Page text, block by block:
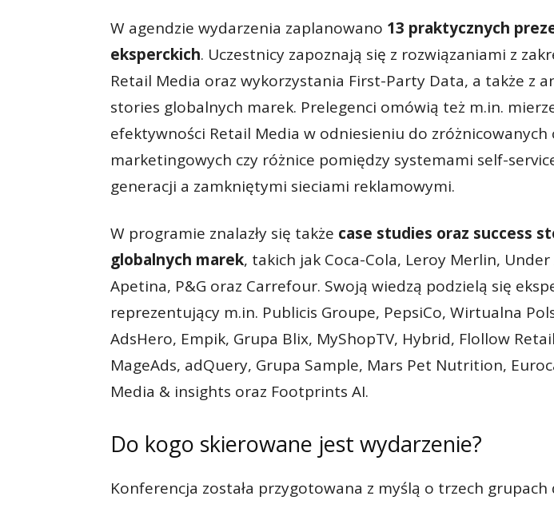
W agendzie wydarzenia zaplanowano 13 praktycznych
eksperckich. Uczestnicy zapoznają się z rozwiązaniami z
Retail Media oraz wykorzystania First-Party Data, a także z
stories globalnych marek. Prelegenci omówią też m.in.
efektywności Retail Media w odniesieniu do zróżnicowanych
marketingowych czy różnice pomiędzy systemami self-
generacji a zamkniętymi sieciami reklamowymi.
W programie znalazły się także case studies oraz success
globalnych marek, takich jak Coca-Cola, Leroy Merlin,
Apetina, P&G oraz Carrefour. Swoją wiedzą podzielą się
reprezentujący m.in. Publicis Groupe, PepsiCo, Wirtualna
AdsHero, Empik, Grupa Blix, MyShopTV, Hybrid, Flollow
MageAds, adQuery, Grupa Sample, Mars Pet Nutrition,
Media & insights oraz Footprints AI.
Do kogo skierowane jest wydarzenie?
Konferencja została przygotowana z myślą o trzech grupach